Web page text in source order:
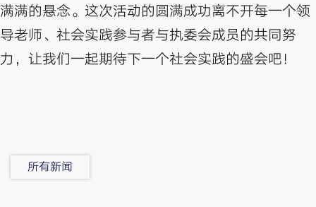
满满的悬念。这次活动的圆满成功离不开每一个领
导老师、社会实践参与者与执委会成员的共同努
力，让我们一起期待下一个社会实践的盛会吧！
所有新闻